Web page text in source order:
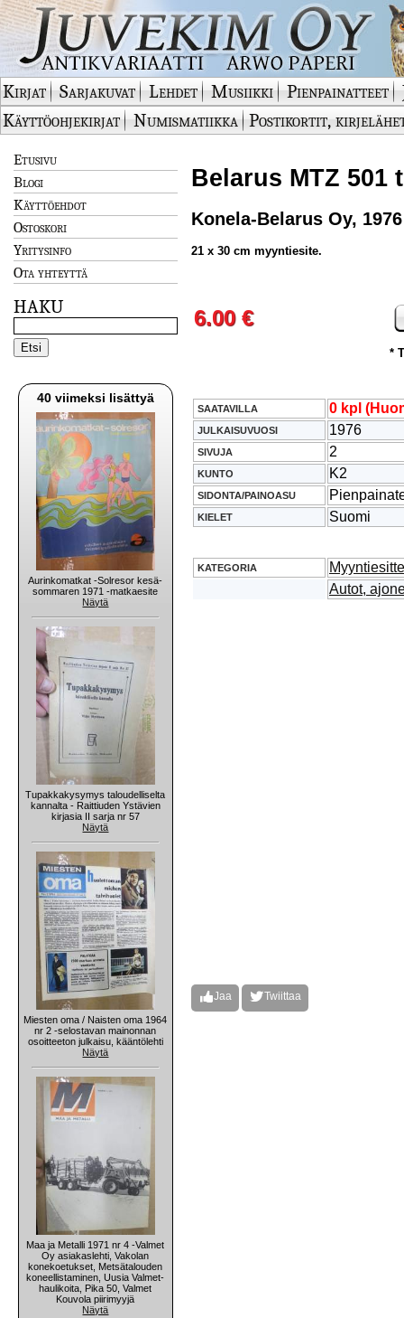
Kirjat Sarjakuvat Lehdet Musiikki Pienpainatteet
Käyttöohjekirjat
Numismatiikka Postikortit,
Etusivu
Blogi
Käyttöehdot
Ostoskori
Yritysinfo
Ota yhteyttä
HAKU
40 viimeksi lisättyä
Aurinkomatkat -Solresor kesä-
sommaren 1971 -matkaesite
Näytä
Tupakkakysymys taloudelliselta
kannalta - Raittiuden Ystävien
kirjasia II sarja nr 57
Näytä
Miesten oma / Naisten oma 1964
nr 2 -selostavan mainonnan
osoitteeton julkaisu, kääntölehti
Näytä
Maa ja Metalli 1971 nr 4 -Valmet
Oy asiakaslehti, Vakolan
konekoetukset, Metsätalouden
koneellistaminen, Uusia Valmet-
haulikoita, Pika 50, Valmet
Kouvola piirimyyjä
Näytä
Belarus MTZ
Konela-Belarus Oy, 1976
21 x 30 cm myyntiesite.
6.00 €
*
SAATAVILLA 0 kpl
JULKAISUVUOSI 1976
SIVUJA 2
KUNTO K2
SIDONTA/PAINOASU
KIELET Suomi
KATEGORIA
Autot,
Jaa Twiittaa